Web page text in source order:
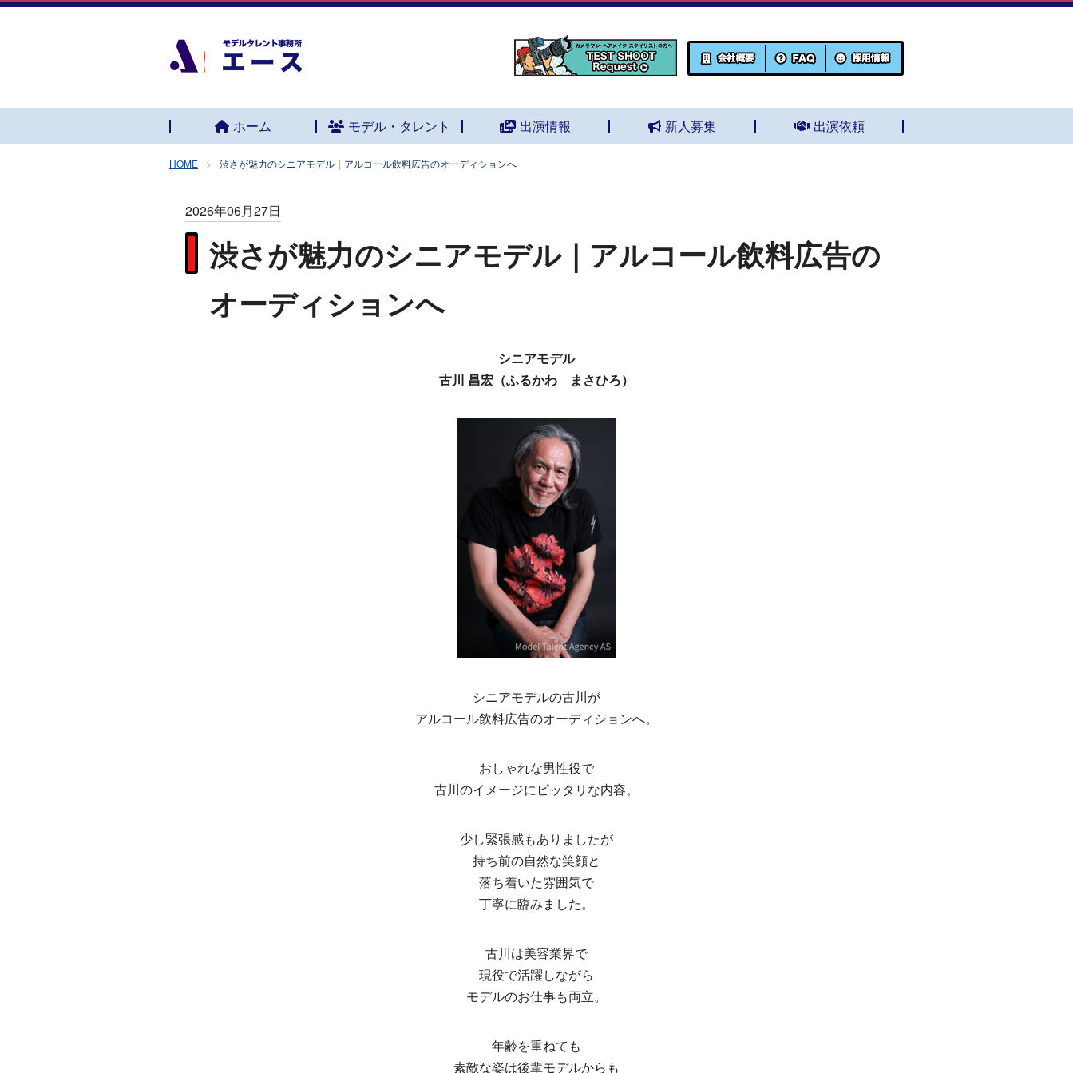
ホーム モデル・タレント 出演情報 新人募集 出演依頼
HOME 渋さが魅力のシニアモデル｜アルコール飲料広告のオーディションへ
2026年06月27日
渋さが魅力のシニアモデル｜アルコール飲料広告の
オーディションへ
シニアモデル
古川 昌宏（ふるかわ まさひろ）
シニアモデルの古川が
アルコール飲料広告のオーディションへ。
おしゃれな男性役で
古川のイメージにピッタリな内容。
少し緊張感もありましたが
持ち前の自然な笑顔と
落ち着いた雰囲気で
丁寧に臨みました。
古川は美容業界で
現役で活躍しながら
モデルのお仕事も両立。
年齢を重ねても
素敵な姿は後輩モデルからも